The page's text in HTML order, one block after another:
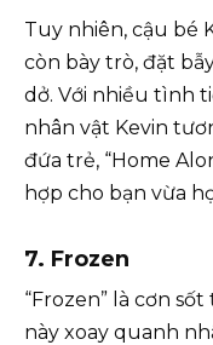
Tuy nhiên, cậu bé
còn bày trò, đặt
dở. Với nhiều tình
nhân vật Kevin
đứa trẻ, “Home
hợp cho bạn vừa
7. Frozen
“Frozen” là cơn
này xoay quanh